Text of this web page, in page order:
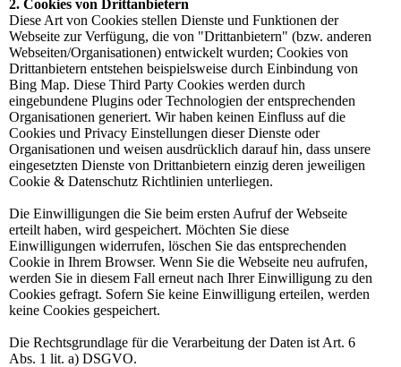
2. Cookies von Drittanbietern
Diese Art von Cookies stellen Dienste und Funktionen der
Webseite zur Verfügung, die von "Drittanbietern" (bzw. anderen
Webseiten/Organisationen) entwickelt wurden; Cookies von
Drittanbietern entstehen beispielsweise durch Einbindung von
Bing Map. Diese Third Party Cookies werden durch
eingebundene Plugins oder Technologien der entsprechenden
Organisationen generiert. Wir haben keinen Einfluss auf die
Cookies und Privacy Einstellungen dieser Dienste oder
Organisationen und weisen ausdrücklich darauf hin, dass unsere
eingesetzten Dienste von Drittanbietern einzig deren jeweiligen
Cookie & Datenschutz Richtlinien unterliegen.
Die Einwilligungen die Sie beim ersten Aufruf der Webseite
erteilt haben, wird gespeichert. Möchten Sie diese
Einwilligungen widerrufen, löschen Sie das entsprechenden
Cookie in Ihrem Browser. Wenn Sie die Webseite neu aufrufen,
werden Sie in diesem Fall erneut nach Ihrer Einwilligung zu den
Cookies gefragt. Sofern Sie keine Einwilligung erteilen, werden
keine Cookies gespeichert.
Die Rechtsgrundlage für die Verarbeitung der Daten ist Art. 6
Abs. 1 lit. a) DSGVO.